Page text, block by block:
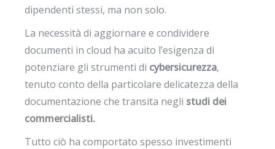
dipendenti stessi, ma non solo.
La necessità di aggiornare e condividere
documenti in cloud ha acuito l’esigenza di
potenziare gli strumenti di cybersicurezza,
tenuto conto della particolare delicatezza della
documentazione che transita negli studi dei
commercialisti.
Tutto ciò ha comportato spesso investimenti